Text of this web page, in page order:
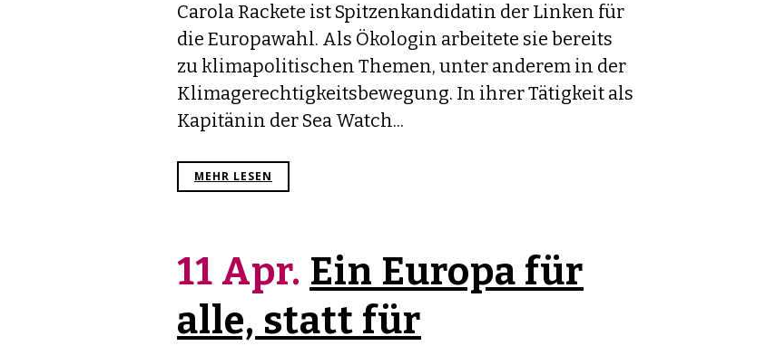
Carola Rackete ist Spitzenkandidatin der Linken für
die Europawahl. Als Ökologin arbeitete sie bereits
zu klimapolitischen Themen, unter anderem in der
Klimagerechtigkeitsbewegung. In ihrer Tätigkeit als
Kapitänin der Sea Watch...
MEHR LESEN
11 Apr. Ein Europa für
alle, statt für